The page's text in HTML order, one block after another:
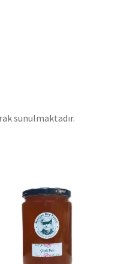
sunulmaktadır.